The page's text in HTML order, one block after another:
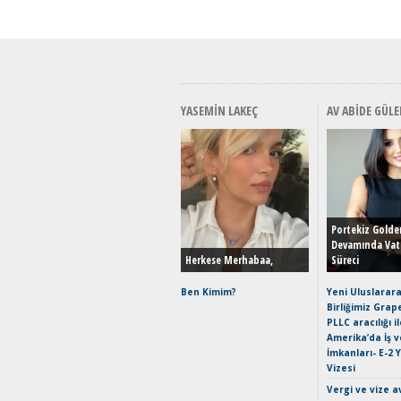
YASEMIN LAKEÇ
Herkese Merhabaa,
Ben Kimim?
AV ABIDE
Portekiz
Devamında
Süreci
Yeni
Birliğimiz
PLLC aracılığı
Amerika’da İş
İmkanları- E-2
Vizesi
Vergi ve vize